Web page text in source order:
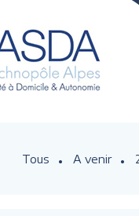
Tous A venir